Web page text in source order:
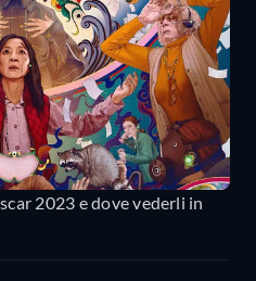
2023 e dove vederli in